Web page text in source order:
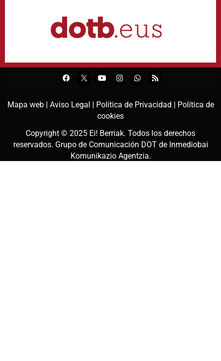
Mapa web | Aviso Legal | Política de Privacidad | Política de
cookies
Copyright © 2025 Ei! Berriak. Todos los derechos
reservados. Grupo de Comunicación DOT de Inmediobai
Komunikazio Agentzia.